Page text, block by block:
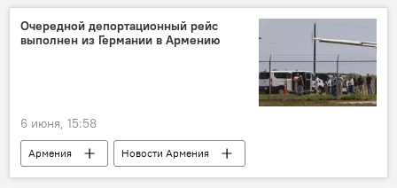
Очередной депортационный рейс
выполнен из Германии в Армению
6 июня, 15:58
Армения
Новости Армения
Германия
Общество
Политика